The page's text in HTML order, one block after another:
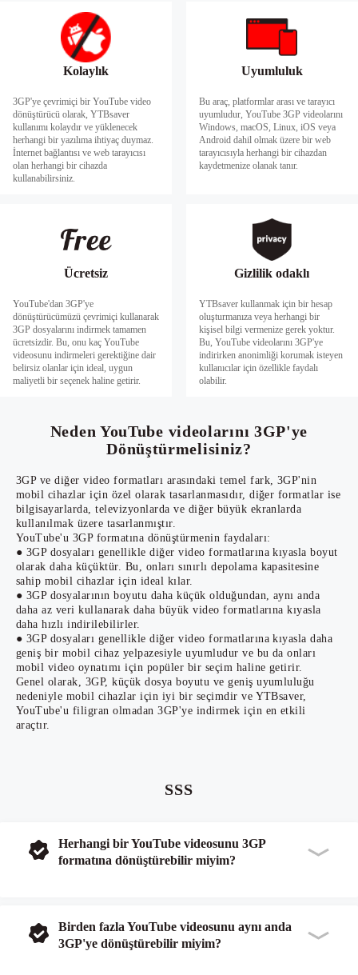
Kolaylık
3GP'ye çevrimiçi bir YouTube video
dönüştürücü olarak, YTBsaver
kullanımı kolaydır ve yüklenecek
herhangi bir yazılıma ihtiyaç duymaz.
İnternet bağlantısı ve web tarayıcısı
olan herhangi bir cihazda
kullanabilirsiniz.
Uyumluluk
Bu araç, platformlar arası ve tarayıcı
uyumludur, YouTube 3GP videolarını
Windows, macOS, Linux, iOS veya
Android dahil olmak üzere bir web
tarayıcısıyla herhangi bir cihazdan
kaydetmenize olanak tanır.
Ücretsiz
YouTube'dan 3GP'ye
dönüştürücümüzü çevrimiçi kullanarak
3GP dosyalarını indirmek tamamen
ücretsizdir. Bu, onu kaç YouTube
videosunu indirmeleri gerektiğine dair
belirsiz olanlar için ideal, uygun
maliyetli bir seçenek haline getirir.
Gizlilik odaklı
YTBsaver kullanmak için bir hesap
oluşturmanıza veya herhangi bir
kişisel bilgi vermenize gerek yoktur.
Bu, YouTube videolarını 3GP'ye
indirirken anonimliği korumak isteyen
kullanıcılar için özellikle faydalı
olabilir.
Neden YouTube videolarını 3GP'ye
Dönüştürmelisiniz?
3GP ve diğer video formatları arasındaki temel fark, 3GP'nin
mobil cihazlar için özel olarak tasarlanmasıdır, diğer formatlar ise
bilgisayarlarda, televizyonlarda ve diğer büyük ekranlarda
kullanılmak üzere tasarlanmıştır.
YouTube'u 3GP formatına dönüştürmenin faydaları:
● 3GP dosyaları genellikle diğer video formatlarına kıyasla boyut
olarak daha küçüktür. Bu, onları sınırlı depolama kapasitesine
sahip mobil cihazlar için ideal kılar.
● 3GP dosyalarının boyutu daha küçük olduğundan, aynı anda
daha az veri kullanarak daha büyük video formatlarına kıyasla
daha hızlı indirilebilirler.
● 3GP dosyaları genellikle diğer video formatlarına kıyasla daha
geniş bir mobil cihaz yelpazesiyle uyumludur ve bu da onları
mobil video oynatımı için popüler bir seçim haline getirir.
Genel olarak, 3GP, küçük dosya boyutu ve geniş uyumluluğu
nedeniyle mobil cihazlar için iyi bir seçimdir ve YTBsaver,
YouTube'u filigran olmadan 3GP'ye indirmek için en etkili
araçtır.
SSS
Herhangi bir YouTube videosunu 3GP
formatına dönüştürebilir miyim?
Birden fazla YouTube videosunu aynı anda
3GP'ye dönüştürebilir miyim?